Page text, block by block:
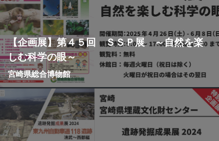
【企画展】第４５回 ＳＳＰ展 ～自然を楽
しむ科学の眼～
宮崎県総合博物館